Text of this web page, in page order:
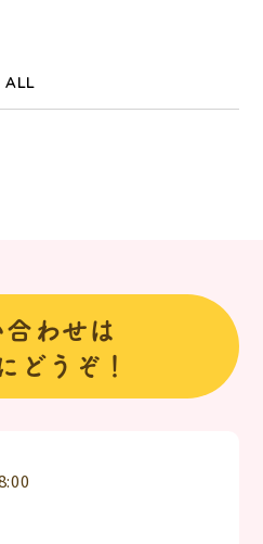
ALL
わせは
どうぞ！